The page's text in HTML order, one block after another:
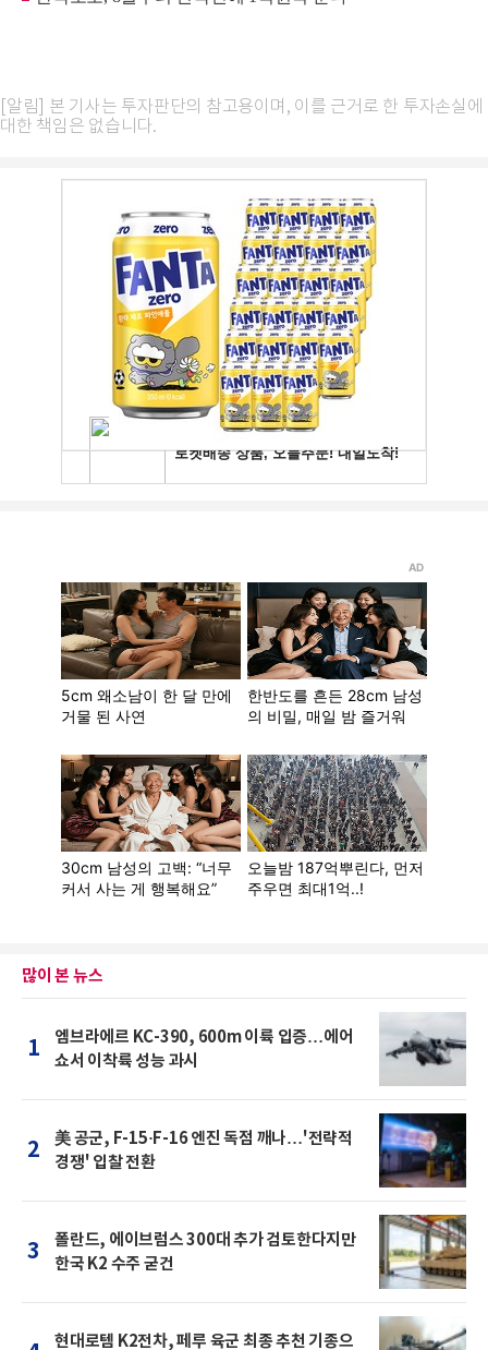
[알림] 본 기사는 투자판단의 참고용이며, 이를 근거로 한 투자손실에
대한 책임은 없습니다.
많이 본 뉴스
1
엠브라에르 KC-390, 600m 이륙 입증…에어
쇼서 이착륙 성능 과시
2
美 공군, F-15·F-16 엔진 독점 깨나…'전략적
경쟁' 입찰 전환
3
폴란드, 에이브럼스 300대 추가 검토한다지만
한국 K2 수주 굳건
현대로템 K2전차, 페루 육군 최종 추천 기종으